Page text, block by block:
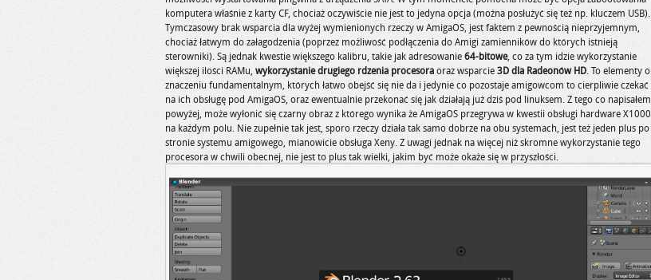
komputera właśnie z karty CF, chociaż oczywiście nie jest to jedyna opcja (można posłużyć się też np. kluczem USB).
Tymczasowy brak wsparcia dla wyżej wymienionych rzeczy w AmigaOS, jest faktem z pewnością nieprzyjemnym,
chociaż łatwym do załagodzenia (poprzez możliwość podłączenia do Amigi zamienników do których istnieją
sterowniki). Są jednak kwestie większego kalibru, takie jak adresowanie64-bitowe, co za tym idzie wykorzystanie
większej ilości RAMu, wykorzystanie drugiego rdzenia procesoraoraz wsparcie3D dla Radeonów HD . To elementy o
znaczeniu fundamentalnym, których łatwo obejść się nie da i jedynie co pozostaje amigowcom to cierpliwie czekać
na ich obsługę pod AmigaOS, oraz ewentualnie przekonać się jak działają już dziś pod linuksem. Z tego co napisałem
powyżej, może wyłonić się czarny obraz z którego wynika że AmigaOS przegrywa w kwestii obsługi hardware X1000
na każdym polu. Nie zupełnie tak jest, sporo rzeczy działa tak samo dobrze na obu systemach, jest też jeden plus po
stronie systemu amigowego, mianowicie obsługa Xeny. Z uwagi jednak na więcej niż skromne wykorzystanie tego
procesora w chwili obecnej, nie jest to plus tak wielki, jakim być może okaże się w przyszłości.